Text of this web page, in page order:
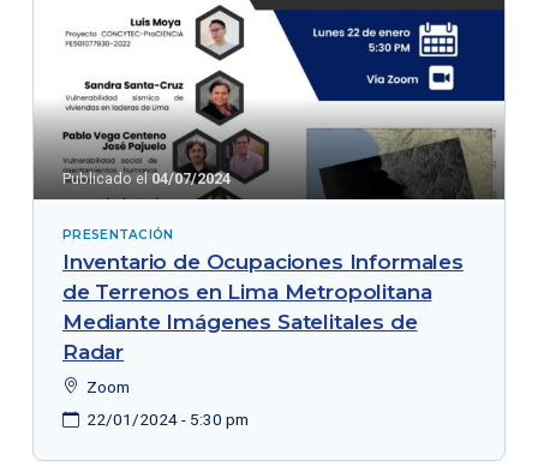
Publicado el04/07/2024
PRESENTACIÓN
Inventario de Ocupaciones Informales
de Terrenos en Lima Metropolitana
Mediante Imágenes Satelitales de
Radar
Zoom
22/01/2024 - 5:30 pm